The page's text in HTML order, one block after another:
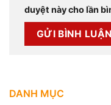
duyệt này cho lần
DANH MỤC